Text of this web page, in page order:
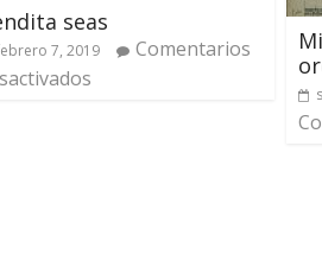
seas
7, 2019
Comentarios